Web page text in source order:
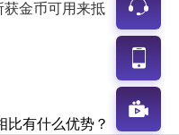
金币可用来抵
比有什么优势？